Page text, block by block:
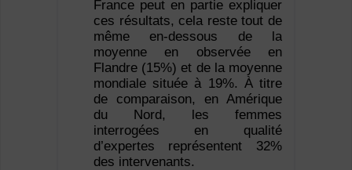
France peut en partie expliquer
ces résultats, cela reste tout de
même en-dessous de la
moyenne en observée en
Flandre (15%) et de la moyenne
mondiale située à 19%. À titre
de comparaison, en Amérique
du Nord, les femmes
interrogées en qualité
d’expertes représentent 32%
des intervenants.